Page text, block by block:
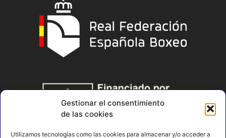
Gestionar el consentimiento
de las cookies
Utilizamos tecnologías como las cookies para almacenar y/o acceder a